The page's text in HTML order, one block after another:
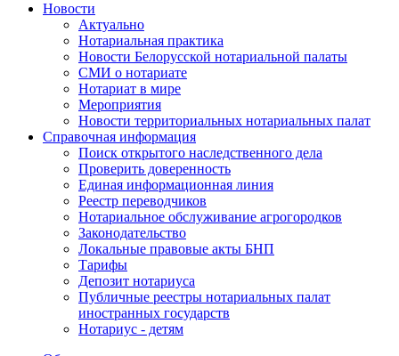
Новости
Актуально
Нотариальная практика
Новости Белорусской нотариальной палаты
СМИ о нотариате
Нотариат в мире
Мероприятия
Новости территориальных нотариальных палат
Справочная информация
Поиск открытого наследственного дела
Проверить доверенность
Единая информационная линия
Реестр переводчиков
Нотариальное обслуживание агрогородков
Законодательство
Локальные правовые акты БНП
Тарифы
Депозит нотариуса
Публичные реестры нотариальных палат
иностранных государств
Нотариус - детям